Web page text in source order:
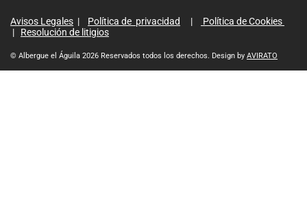
Avisos Legales | Política de privacidad |
Política de Cookies
| Resolución de litigios
© Albergue el Águila 2026 Reservados todos los derechos. Design by AVIRATO